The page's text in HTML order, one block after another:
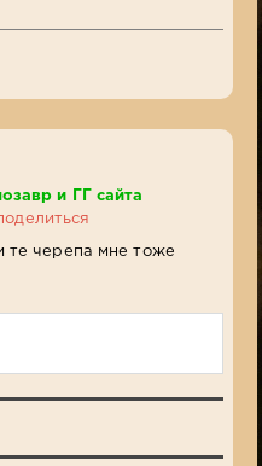
и ГГ сайта
те черепа мне тоже